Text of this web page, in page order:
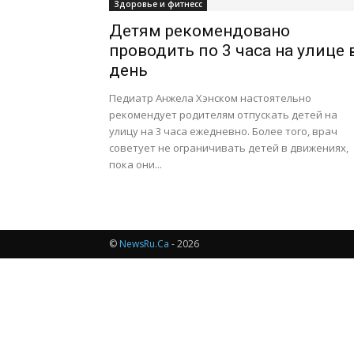
Здоровье и фитнесс
Детям рекомендовано
проводить по 3 часа на улице
день
Педиатр Анжела Хэнском настоятельно
рекомендует родителям отпускать детей на
улицу на 3 часа ежедневно. Более того, врач
советует не ограничивать детей в движениях,
пока они...
© NewsRu.Ca - 2026